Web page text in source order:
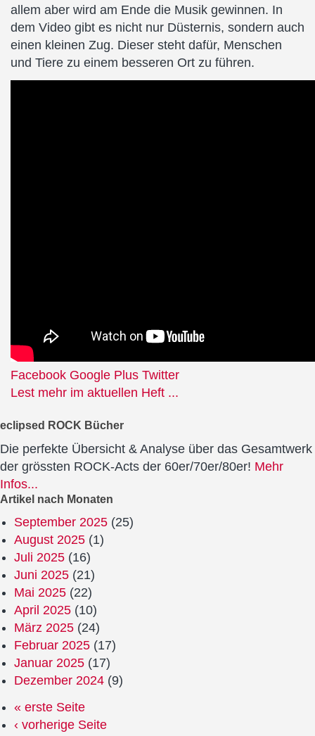
allem aber wird am Ende die Musik gewinnen. In
dem Video gibt es nicht nur Düsternis, sondern auch
einen kleinen Zug. Dieser steht dafür, Menschen
und Tiere zu einem besseren Ort zu führen.
Facebook Google Plus Twitter
Lest mehr im aktuellen Heft ...
eclipsed ROCK Bücher
Die perfekte Übersicht & Analyse über das Gesamtwerk
der grössten ROCK-Acts der 60er/70er/80er! Mehr
Infos...
Artikel nach Monaten
September 2025 (25)
August 2025 (1)
Juli 2025 (16)
Juni 2025 (21)
Mai 2025 (22)
April 2025 (10)
März 2025 (24)
Februar 2025 (17)
Januar 2025 (17)
Dezember 2024 (9)
« erste Seite
‹ vorherige Seite